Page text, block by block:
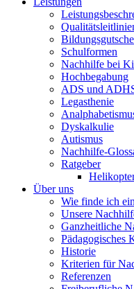
Schulformen
Nachhilfe bei
Hochbegabung
ADS und
Legasthenie
Dyskalkulie
Autismus
Nachhilfe-
Ratgeber
Über uns
Wie finde ich
Unsere
Ganzheitliche
Pädagogisches
Historie
Kriterien für
Referenzen